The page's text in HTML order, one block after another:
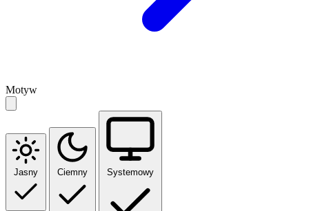
Motyw
Jasny Ciemny Systemowy